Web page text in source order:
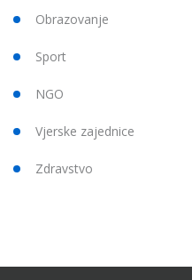
Obrazovanje
Sport
NGO
Vjerske zajednice
Zdravstvo